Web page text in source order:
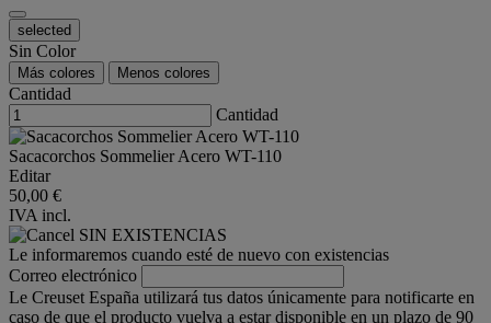
selected
Sin Color
Más colores Menos colores
Cantidad
Cantidad
Sacacorchos Sommelier Acero WT-110
Editar
50,00 €
IVA incl.
SIN EXISTENCIAS
Le informaremos cuando esté de nuevo con existencias
Correo electrónico
Le Creuset España utilizará tus datos únicamente para notificarte en
caso de que el producto vuelva a estar disponible en un plazo de 90